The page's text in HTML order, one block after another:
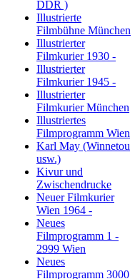
DDR )
Illustrierte
Filmbühne München
Illustrierter
Filmkurier 1930 -
Illustrierter
Filmkurier 1945 -
Illustrierter
Filmkurier München
Illustriertes
Filmprogramm Wien
Karl May (Winnetou
usw.)
Kivur und
Zwischendrucke
Neuer Filmkurier
Wien 1964 -
Neues
Filmprogramm 1 -
2999 Wien
Neues
Filmprogramm 3000